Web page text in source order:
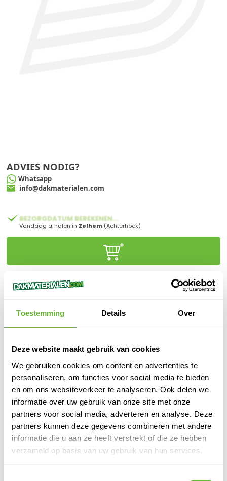
Toestemming Details Over
Deze website maakt gebruik van cookies
We gebruiken cookies om content en advertenties te
personaliseren, om functies voor social media te bieden
en om ons websiteverkeer te analyseren. Ook delen we
informatie over uw gebruik van onze site met onze
partners voor social media, adverteren en analyse. Deze
partners kunnen deze gegevens combineren met andere
informatie die u aan ze heeft verstrekt of die ze hebben
verzameld op basis van uw gebruik van hun services.
ADVIES NODIG?
Whatsapp
info@dakmaterialen.com
BEZORGDATUM BEREKENEN...
Vandaag afhalen in Zelhem (Achterhoek)
Klanten beoordelen ons met een
9,6/10.0
Binnen1 werkdag
verzonden
100%veiligebetaling
SPECIFICATIES
SKU
882030
PRODUCTOMSCHRIJVING
IKO Enertherm Alu PIR- 1200x600x160mm - RD 7,27 - 2 pl/pak